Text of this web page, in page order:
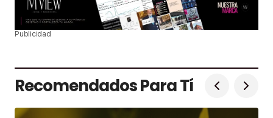
Publicidad
Recomendados Para Tí